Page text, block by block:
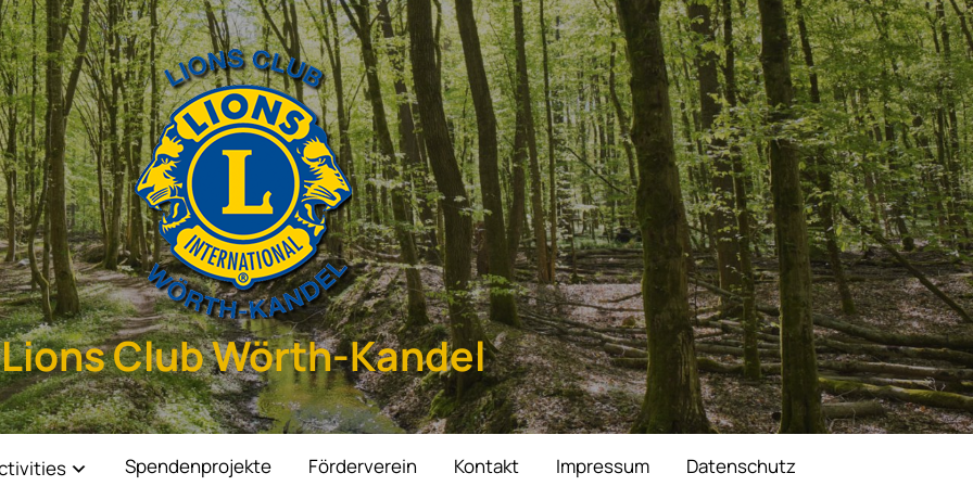
Lions Club Wörth-Kandel
Spendenprojekte Förderverein Kontakt Impressum Datenschutz